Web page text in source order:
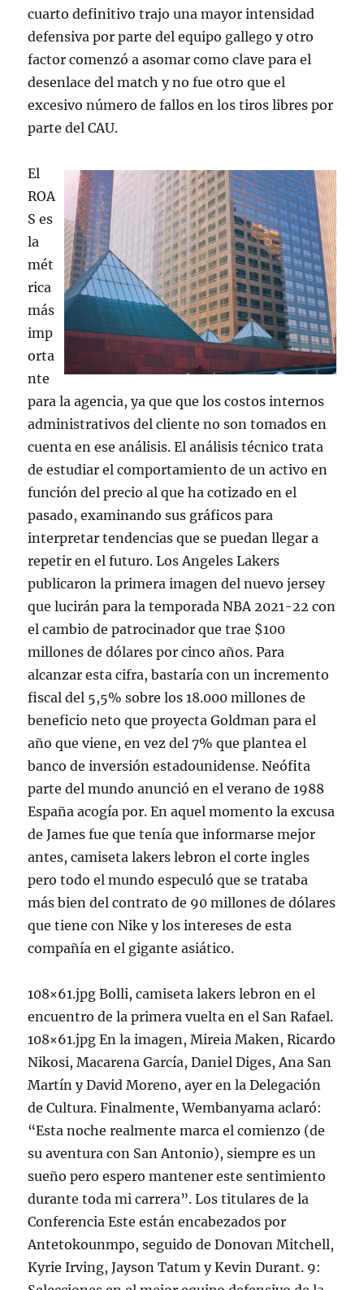
cuarto definitivo trajo una mayor intensidad
defensiva por parte del equipo gallego y otro
factor comenzó a asomar como clave para el
desenlace del match y no fue otro que el
excesivo número de fallos en los tiros libres por
parte del CAU.
El
ROA
S es
la
mét
rica
más
imp
orta
nte
para la agencia, ya que que los costos internos
administrativos del cliente no son tomados en
cuenta en ese análisis. El análisis técnico trata
de estudiar el comportamiento de un activo en
función del precio al que ha cotizado en el
pasado, examinando sus gráficos para
interpretar tendencias que se puedan llegar a
repetir en el futuro. Los Angeles Lakers
publicaron la primera imagen del nuevo jersey
que lucirán para la temporada NBA 2021-22 con
el cambio de patrocinador que trae $100
millones de dólares por cinco años. Para
alcanzar esta cifra, bastaría con un incremento
fiscal del 5,5% sobre los 18.000 millones de
beneficio neto que proyecta Goldman para el
año que viene, en vez del 7% que plantea el
banco de inversión estadounidense. Neófita
parte del mundo anunció en el verano de 1988
España acogía por. En aquel momento la excusa
de James fue que tenía que informarse mejor
antes, camiseta lakers lebron el corte ingles
pero todo el mundo especuló que se trataba
más bien del contrato de 90 millones de dólares
que tiene con Nike y los intereses de esta
compañía en el gigante asiático.
108×61.jpg Bolli, camiseta lakers lebron en el
encuentro de la primera vuelta en el San Rafael.
108×61.jpg En la imagen, Mireia Maken, Ricardo
Nikosi, Macarena García, Daniel Diges, Ana San
Martín y David Moreno, ayer en la Delegación
de Cultura. Finalmente, Wembanyama aclaró:
“Esta noche realmente marca el comienzo (de
su aventura con San Antonio), siempre es un
sueño pero espero mantener este sentimiento
durante toda mi carrera”. Los titulares de la
Conferencia Este están encabezados por
Antetokounmpo, seguido de Donovan Mitchell,
Kyrie Irving, Jayson Tatum y Kevin Durant. 9: